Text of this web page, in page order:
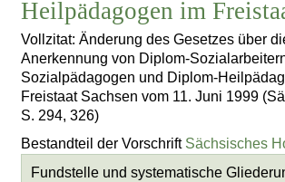
Heilpädagogen im
Vollzitat: Änderung des Gesetzes über
Anerkennung von Diplom-
Sozialpädagogen und Diplom-
Freistaat Sachsen vom 11. Juni 1999
S. 294, 326)
Bestandteil der Vorschrift Sächsisches
Fundstelle und systematische